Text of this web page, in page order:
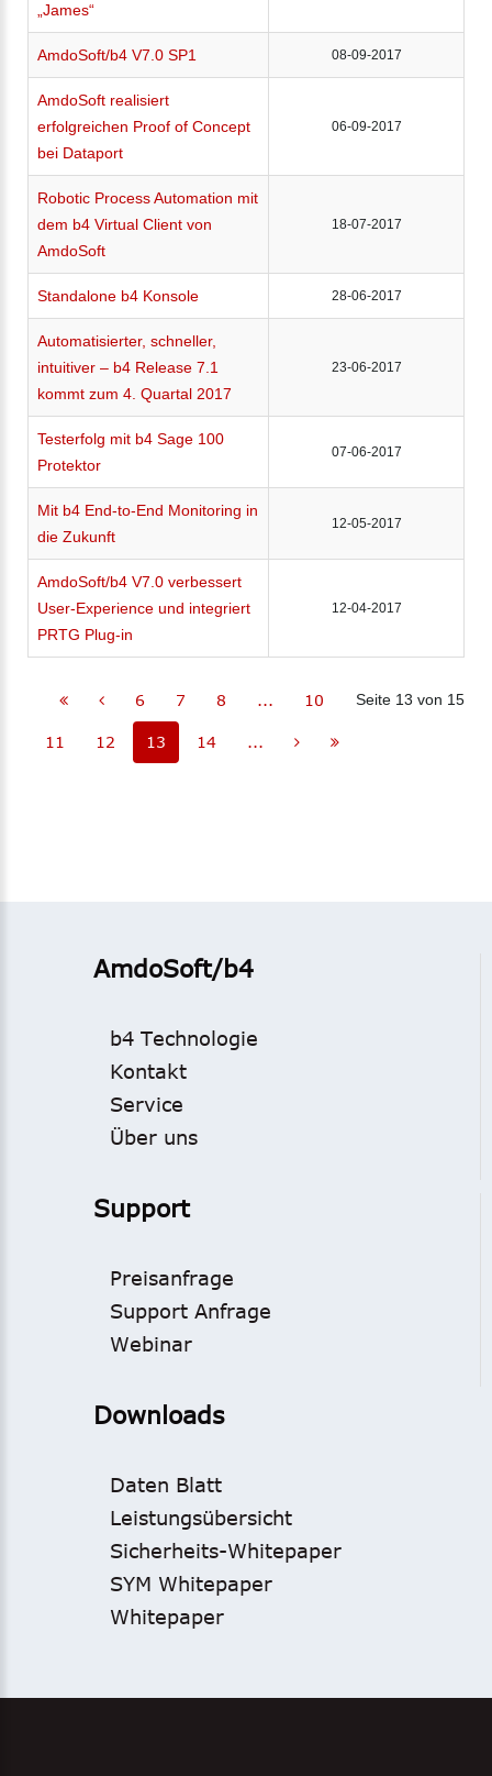
„James“
AmdoSoft/b4 V7.0 SP1 08-09-2017
AmdoSoft realisiert
erfolgreichen Proof of Concept
bei Dataport
06-09-2017
Robotic Process Automation mit
dem b4 Virtual Client von
AmdoSoft
18-07-2017
Standalone b4 Konsole 28-06-2017
Automatisierter, schneller,
intuitiver – b4 Release 7.1
kommt zum 4. Quartal 2017
23-06-2017
Testerfolg mit b4 Sage 100
Protektor
07-06-2017
Mit b4 End-to-End Monitoring in
die Zukunft
12-05-2017
AmdoSoft/b4 V7.0 verbessert
User-Experience und integriert
PRTG Plug-in
12-04-2017
Seite 13 von 15
6 7 8 ... 10
11 12 13 14 ...
AmdoSoft/b4
b4 Technologie
Kontakt
Service
Über uns
Support
Preisanfrage
Support Anfrage
Webinar
Downloads
Daten Blatt
Leistungsübersicht
Sicherheits-Whitepaper
SYM Whitepaper
Whitepaper